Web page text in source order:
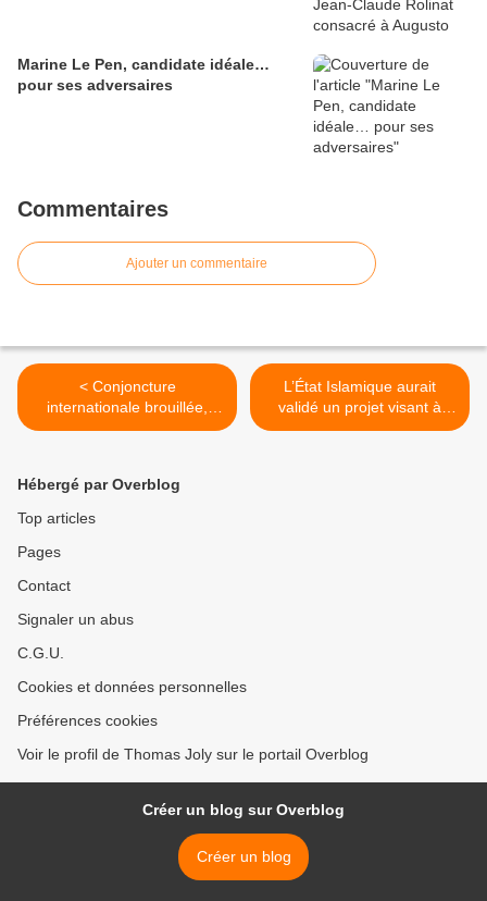
Marine Le Pen, candidate idéale…
pour ses adversaires
Commentaires
Ajouter un commentaire
< Conjoncture
internationale brouillée,
croissance en baisse,
L’État Islamique aurait
validé un projet visant à
envoyer des enfants-
Hébergé par Overblog
Top articles
Pages
Contact
Signaler un abus
C.G.U.
Cookies et données personnelles
Préférences cookies
Voir le profil de Thomas Joly sur le portail Overblog
Créer un blog sur Overblog
Créer un blog